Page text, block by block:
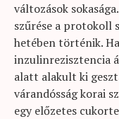
változások
szűrése a protokoll
hetében történik.
inzulinrezisztencia
alatt alakult ki
várandósság korai
egy előzetes